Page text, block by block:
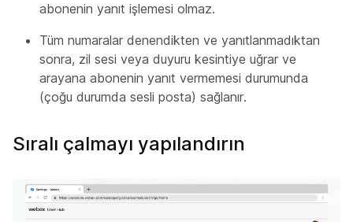
abonenin yanıt işlemesi olmaz.
Tüm numaralar denendikten ve yanıtlanmadıktan
sonra, zil sesi veya duyuru kesintiye uğrar ve
arayana abonenin yanıt vermemesi durumunda
(çoğu durumda sesli posta) sağlanır.
Sıralı çalmayı yapılandırın